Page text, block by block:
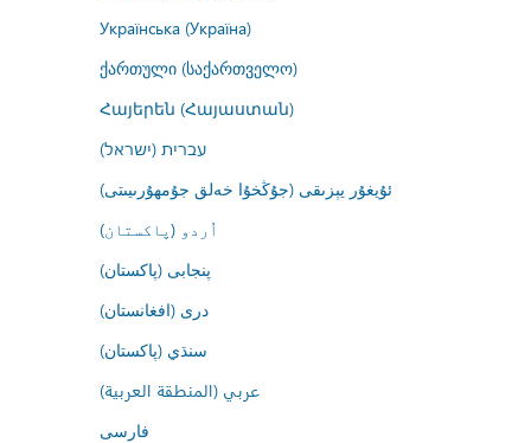
Українська (Україна)
ქართული (საქართველო)
Հայերեն (Հայաստան)
עברית (ישראל)
ئۇيغۇر يېزىقى (جۇڭخۇا خەلق جۇمھۇرىيىتى)
اُردو (پاکستان)
پنجابی (پاکستان)
درى (افغانستان)
سنڌي (پاکستان)
عربي (المنطقة العربية)
فارسى